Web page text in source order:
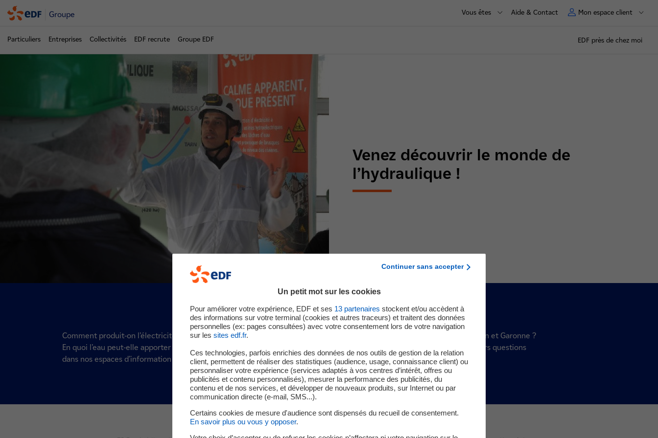
Groupe Vous êtes Aide & Contact Mon espace client
Particuliers Entreprises Collectivités EDF recrute Groupe EDF EDF près de chez moi
Venez découvrir le monde de
l’hydraulique !
Comment produit-on l’électricité hydraulique ? Quels sont les enjeux liés à la consommation et à la gestion de l’eau en Tarn et Garonne ?
En quoi l’eau peut-elle apporter une réponse pertinente et durable ? Petits et grands trouveront toutes les réponses à leurs questions
dans nos espaces d’information du public.
Continuer sans accepter
Un petit mot sur les cookies
Pour améliorer votre expérience, EDF et ses 13 partenaires stockent et/ou accèdent à
des informations sur votre terminal (cookies et autres traceurs) et traitent des données
personnelles (ex: pages consultées) avec votre consentement lors de votre navigation
sur les sites edf.fr.
Ces technologies, parfois enrichies des données de nos outils de gestion de la relation
client, permettent de réaliser des statistiques (audience, usage, connaissance client) ou
personnaliser votre expérience (services adaptés à vos centres d’intérêt, offres ou
publicités et contenu personnalisés), mesurer la performance des publicités, du
contenu et de nos services, et développer de nouveaux produits, sur Internet ou par
communication directe (e-mail, SMS...).
Certains cookies de mesure d'audience sont dispensés du recueil de consentement.
En savoir plus ou vous y opposer.